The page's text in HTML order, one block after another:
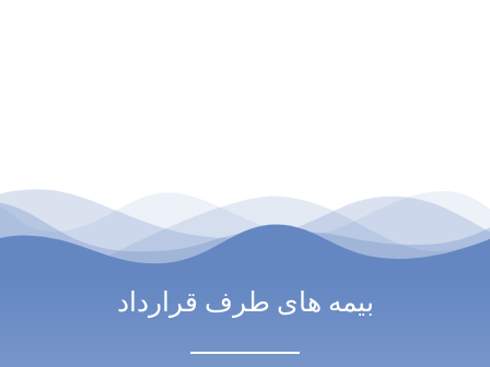
بیمه های طرف قرارداد